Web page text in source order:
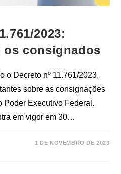
2023:
os consignados
o Decreto nº 11.761/2023,
sobre as consignações
Poder Executivo Federal.
em vigor em 30…
1 DE NOVEMBRO DE 2023